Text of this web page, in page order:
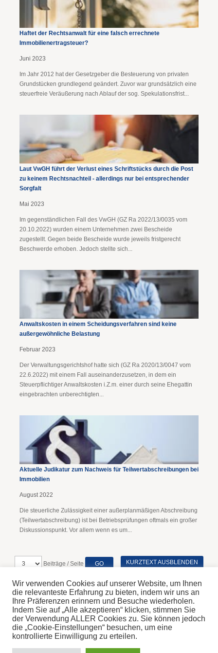
Haftet der Rechtsanwalt für eine falsch errechnete
Immobilienertragsteuer?
Juni 2023
Im Jahr 2012 hat der Gesetzgeber die Besteuerung von privaten
Grundstücken grundlegend geändert. Zuvor war grundsätzlich eine
steuerfreie Veräußerung nach Ablauf der sog. Spekulationsfrist...
Laut VwGH führt der Verlust eines Schriftstücks durch die Post
zu keinem Rechtsnachteil - allerdings nur bei entsprechender
Sorgfalt
Mai 2023
Im gegenständlichen Fall des VwGH (GZ Ra 2022/13/0035 vom
20.10.2022) wurden einem Unternehmen zwei Bescheide
zugestellt. Gegen beide Bescheide wurde jeweils fristgerecht
Beschwerde erhoben. Jedoch stellte sich...
Anwaltskosten in einem Scheidungsverfahren sind keine
außergewöhnliche Belastung
Februar 2023
Der Verwaltungsgerichtshof hatte sich (GZ Ra 2020/13/0047 vom
22.6.2022) mit einem Fall auseinanderzusetzen, in dem ein
Steuerpflichtiger Anwaltskosten i.Z.m. einer durch seine Ehegattin
eingebrachten unberechtigten...
Aktuelle Judikatur zum Nachweis für Teilwertabschreibungen bei
Immobilien
August 2022
Die steuerliche Zulässigkeit einer außerplanmäßigen Abschreibung
(Teilwertabschreibung) ist bei Betriebsprüfungen oftmals ein großer
Diskussionspunkt. Vor allem wenn es um...
Beiträge / Seite KURZTEXT AUSBLENDEN
Home
Disclaimer
Impressum & Datenschutz
© 2026 Steinbichler Steuerberatung GmbH
Wir verwenden Cookies auf unserer Website, um Ihnen
die relevanteste Erfahrung zu bieten, indem wir uns an
Ihre Präferenzen erinnern und Besuche wiederholen.
Indem Sie auf „Alle akzeptieren“ klicken, stimmen Sie
der Verwendung ALLER Cookies zu. Sie können jedoch
die „Cookie-Einstellungen“ besuchen, um eine
kontrollierte Einwilligung zu erteilen.